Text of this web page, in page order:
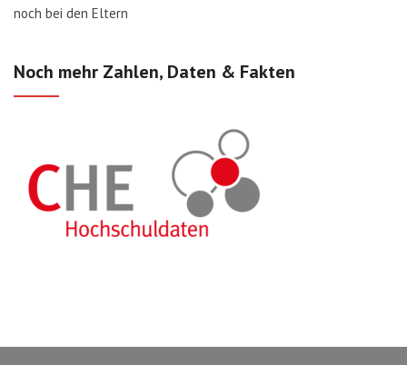
noch bei den Eltern
Noch mehr Zahlen, Daten & Fakten